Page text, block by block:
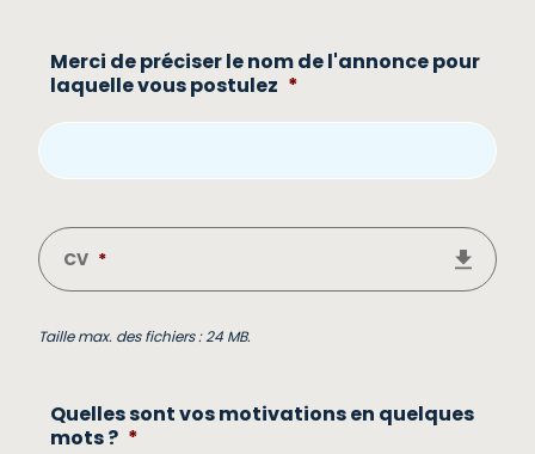
Merci de préciser le nom de l'annonce pour
laquelle vous postulez *
CV *
Taille max. des fichiers : 24 MB.
Quelles sont vos motivations en quelques
mots ? *